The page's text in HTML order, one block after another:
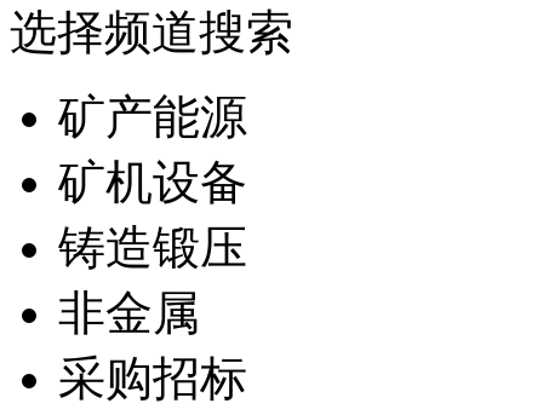
选择频道搜索
矿产能源
矿机设备
铸造锻压
非金属
采购招标